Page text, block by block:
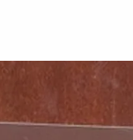
aux favoris